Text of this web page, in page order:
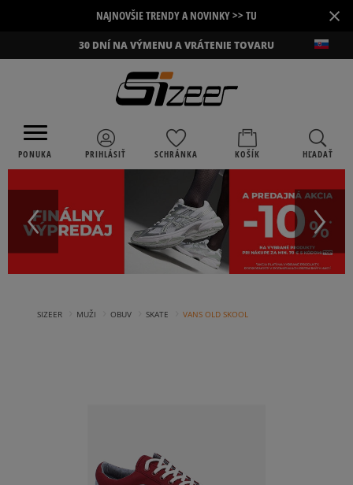
NAJNOVŠIE TRENDY A NOVINKY >> TU ×
30 DNÍ NA VÝMENU A VRÁTENIE TOVARU
PONUKA PRIHLÁSIŤ SCHRÁNKA KOŠÍK HĽADAŤ
SIZEER MUŽI OBUV SKATE VANS OLD SKOOL